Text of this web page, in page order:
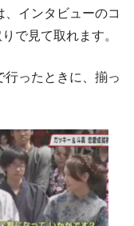
インタビューのコ
で見て取れます。
ったときに、揃っ